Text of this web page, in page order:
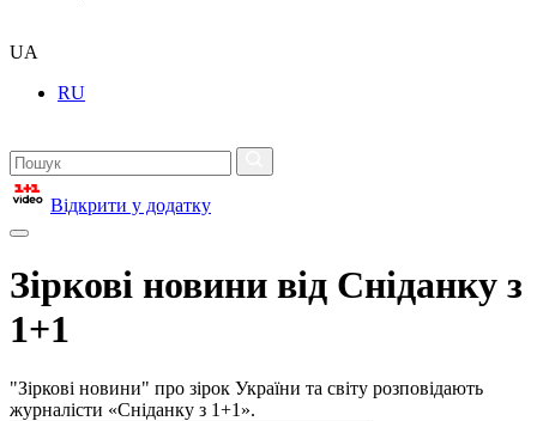
UA
RU
Відкрити у додатку
Зіркові новини від Сніданку з
1+1
"Зіркові новини" про зірок України та світу розповідають
журналісти «Сніданку з 1+1».